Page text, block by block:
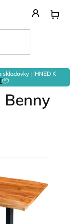
skladovky | IHNED K
📦
Benny